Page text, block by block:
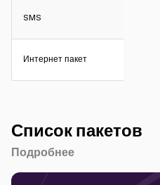
SMS
Интернет пакет
Список пакетов
Подробнее